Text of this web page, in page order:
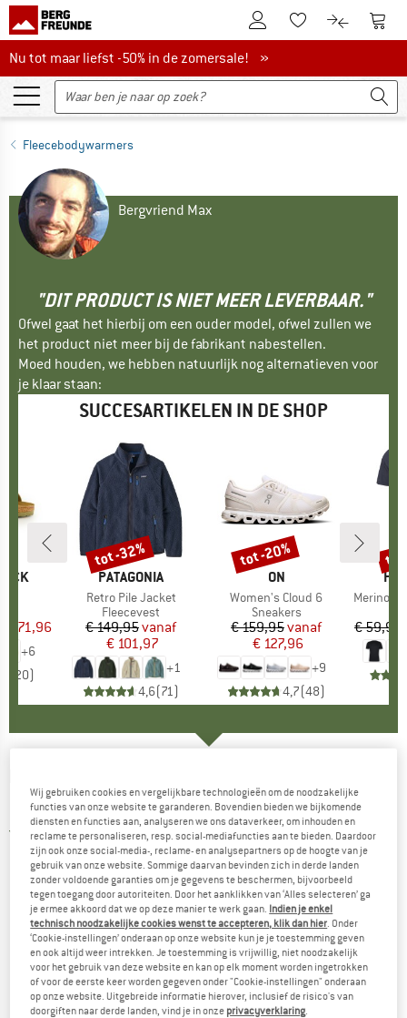
De klantenaccount
Naar deNaar de
Nu tot maar liefst -50% in de zomersale!
Nu tot maar liefst -50% in de zomersale! »
Fleecebodywarmers
Bergvriend Max
"DIT PRODUCT IS NIET MEER LEVERBAAR."
Ofwel gaat het hierbij om een ouder model, ofwel zullen we
het product niet meer bij de fabrikant nabestellen.
Moed houden, we hebben natuurlijk nog alternatieven voor
je klaar staan:
SUCCESARTIKELEN IN DE SHOP
prijs
€ 71,96
+6
20)
MERK
PATAGONIA
Artikel
Retro Pile Jacket
Productgroep
Fleecevest
Prijs
€ 149,95Verlaagde prijs
vanaf
€ 101,97
+1
4,6(71)
Korting
tot -32%
MERK
ON
Artikel
Women's Cloud 6
Productgroep
Sneakers
Prijs
€ 159,95Verlaagde prijs
vanaf
€ 127,96
+9
4,7(48)
Korting
tot -20%
Artikel
MerinoMix150
€ 59,95
tot
Fleecebodywarmer
5,0(1)
Wij gebruiken cookies en vergelijkbare technologieën om de noodzakelijke
functies van onze website te garanderen. Bovendien bieden we bijkomende
diensten en functies aan, analyseren we ons dataverkeer, om inhouden en
reclame te personaliseren, resp. social-mediafuncties aan te bieden. Daardoor
zijn ook onze social-media-, reclame- en analysepartners op de hoogte van je
gebruik van onze website. Sommige daarvan bevinden zich in derde landen
zonder voldoende garanties om je gegevens te beschermen, bijvoorbeeld
tegen toegang door autoriteiten. Door het aanklikken van ‘Alles selecteren’ ga
je ermee akkoord dat we op deze manier te werk gaan. Indien je enkel
technisch noodzakelijke cookies wenst te accepteren, klik dan hier . Onder
‘Cookie-instellingen’ onderaan op onze website kun je je toestemming geven
en ook altijd weer intrekken. Je toestemming is vrijwillig, niet noodzakelijk
voor het gebruik van deze website en kan op elk moment worden ingetrokken
of voor de eerste keer worden gegeven onder "Cookie-instellingen" onderaan
op onze website. Uitgebreide informatie hierover, inclusief de risico's van
doorgiften naar derde landen, vind je in onze privacyverklaring